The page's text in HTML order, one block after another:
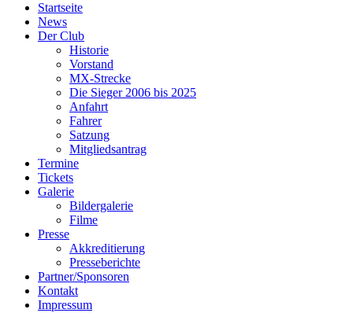
Startseite
News
Der Club
Historie
Vorstand
MX-Strecke
Die Sieger 2006 bis 2025
Anfahrt
Fahrer
Satzung
Mitgliedsantrag
Termine
Tickets
Galerie
Bildergalerie
Filme
Presse
Akkreditierung
Presseberichte
Partner/Sponsoren
Kontakt
Impressum